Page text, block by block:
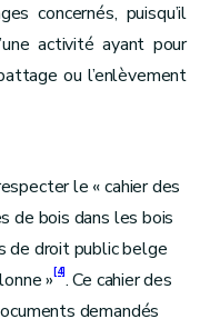
concernés, puisqu’il
activité ayant pour
ou l’enlèvement
le « cahier des
de bois dans les bois
de droit public belge
»[4]. Ce cahier des
demandés